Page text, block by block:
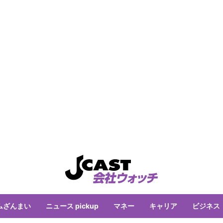
ざんまい ニュース pickup マネー キャリア ビジネス